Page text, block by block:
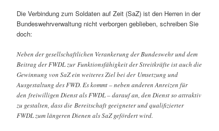
Die Verbindung zum Soldaten auf Zeit (SaZ) ist den Herren in der
Bundeswehrverwaltung nicht verborgen geblieben, schreiben Sie
doch:
Neben der gesellschaftlichen Verankerung der Bundeswehr und dem
Beitrag der FWDL zur Funktionsfähigkeit der Streitkräfte ist auch die
Gewinnung von SaZ ein weiteres Ziel bei der Umsetzung und
Ausgestaltung des FWD. Es kommt – neben anderen Anreizen für
den freiwilligen Dienst als FWDL – darauf an, den Dienst so attraktiv
zu gestalten, dass die Bereitschaft geeigneter und qualifizierter
FWDL zum längeren Dienen als SaZ gefördert wird.